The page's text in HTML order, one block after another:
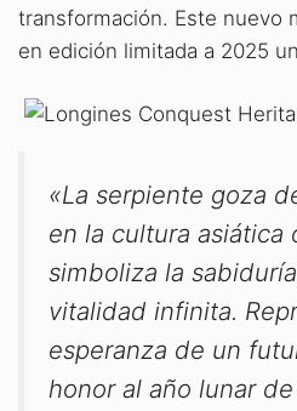
transformación. Este nuevo
en edición limitada a 2025
«La serpiente goza
en la cultura asiática
simboliza la
vitalidad infinita.
esperanza de un
honor al año lunar